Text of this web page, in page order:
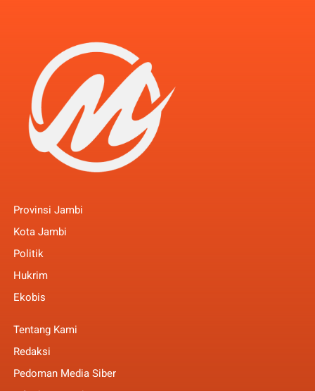
Provinsi Jambi
Kota Jambi
Politik
Hukrim
Ekobis
Tentang Kami
Redaksi
Pedoman Media Siber